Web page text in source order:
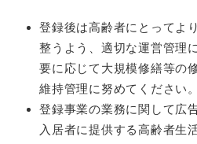
登録後は高齢者にとってよ
整うよう、適切な運営管理
要に応じて大規模修繕等の
維持管理に努めてください。
登録事業の業務に関して広
入居者に提供する高齢者生